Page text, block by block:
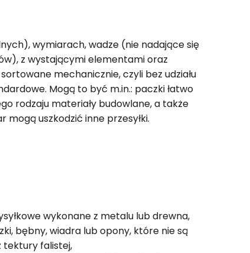
wymiarach, wadze (nie nadające się
z wystającymi elementami oraz
mechanicznie, czyli bez udziału
Mogą to być m.in.: paczki łatwo
rodzaju materiały budowlane, a także
mogą uszkodzić inne przesyłki.
wykonane z metalu lub drewna,
bębny, wiadra lub opony, które nie są
tektury falistej,